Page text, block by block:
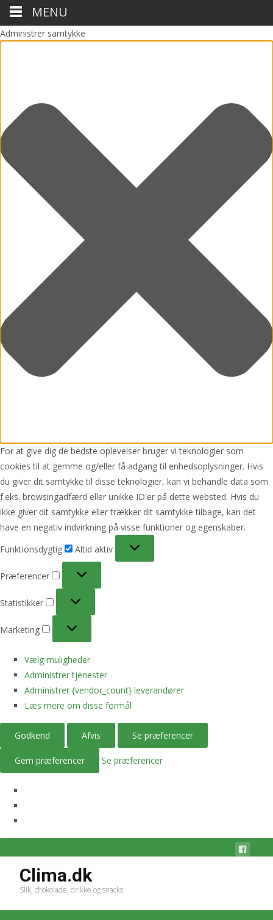
Administrer samtykke
For at give dig de bedste oplevelser bruger vi teknologier som
cookies til at gemme og/eller få adgang til enhedsoplysninger. Hvis
du giver dit samtykke til disse teknologier, kan vi behandle data som
f.eks. browsingadfærd eller unikke ID'er på dette websted. Hvis du
ikke giver dit samtykke eller trækker dit samtykke tilbage, kan det
have en negativ indvirkning på visse funktioner og egenskaber.
Funktionsdygtig
Altid aktiv
Præferencer
Statistikker
Marketing
Vælg muligheder
Administrer tjenester
Administrer {vendor_count} leverandører
Læs mere om disse formål
Godkend Afvis Se præferencer
Gem præferencer Se præferencer
Clima.dk
Slik, chokolade, drikke og snacks
MENU